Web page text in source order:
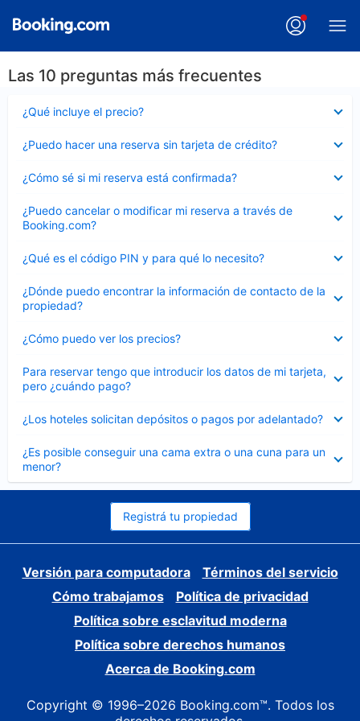
Las 10 preguntas más frecuentes
¿Qué incluye el precio?
cerrado
¿Puedo hacer una reserva sin tarjeta de crédito?
cerrado
¿Cómo sé si mi reserva está confirmada?
cerrado
¿Puedo cancelar o modificar mi reserva a través de
Booking.com?
cerrado
¿Qué es el código PIN y para qué lo necesito?
cerrado
¿Dónde puedo encontrar la información de contacto de la
propiedad?
cerrado
¿Cómo puedo ver los precios?
cerrado
Para reservar tengo que introducir los datos de mi tarjeta,
pero ¿cuándo pago?
cerrado
¿Los hoteles solicitan depósitos o pagos por adelantado?
cerrado
¿Es posible conseguir una cama extra o una cuna para un
menor?
cerrado
Registrá tu propiedad
Versión para computadora
Términos del servicio
Cómo trabajamos
Política de privacidad
Política sobre esclavitud moderna
Política sobre derechos humanos
Acerca de Booking.com
Copyright © 1996–2026 Booking.com™. Todos los